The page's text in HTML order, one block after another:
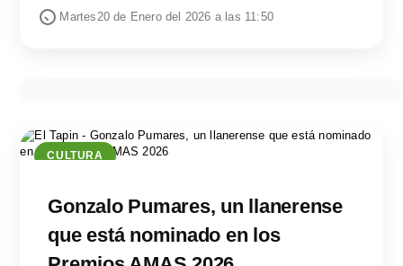
Martes20 de Enero del 2026 a las 11:50
CULTURA
Gonzalo Pumares, un llanerense
que está nominado en los